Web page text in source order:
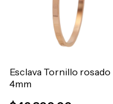
Esclava Tornillo rosado
4mm